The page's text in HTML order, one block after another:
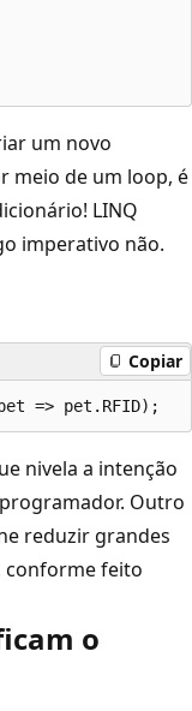
um novo
meio de um loop, é
LINQ
imperativo não.
Copiar
nivela a intenção
Outro
reduzir grandes
conforme feito
o